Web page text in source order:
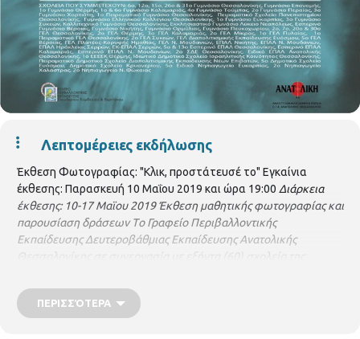
Λεπτομέρειες εκδήλωσης
Έκθεση Φωτογραφίας: "Κλικ, προστάτευσέ το" Εγκαίνια
έκθεσης: Παρασκευή 10 Μαΐου 2019 και ώρα 19:00 Διάρκεια
έκθεσης: 10-17 Μαϊου 2019 Έκθεση μαθητικής φωτογραφίας και
παρουσίαση δράσεων Τo Γραφείo Περιβαλλοντικής
Εκπαίδευσης Δευτεροβάθμιας Εκπαίδευσης Ανατολικής
ΚΠΕ Ελευθερίου Κορδελιού & Βερτίσκου και το Εργαστήριο
Φωτογραφίας του Τμήματος Εικαστικών και Εφαρμοσμένων
ΠΕΡΙΣΣΌΤΕΡΑ